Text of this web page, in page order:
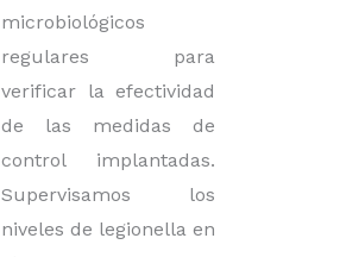
microbiológicos
regulares para
verificar la efectividad
de las medidas de
control implantadas.
Supervisamos los
niveles de legionella en